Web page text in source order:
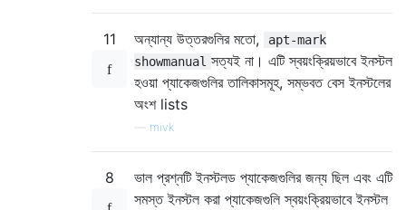
11 অন্যান্য উত্তরগুলির মতো,
apt-mark
showmanual সত্যই না। এটি স্বয়ংক্রিয়ভাবে ইনস্টল
হওয়া প্যাকেজগুলির তালিকাসমূহ, সম্ভবত বেস ইনস্টলের
অংশ lists
mivk
8
ভাল প্রশ্নটি ইনস্টলড প্যাকেজগুলির জন্য ছিল এবং এটি
সমস্ত ইনস্টল করা প্যাকেজগুলি স্বয়ংক্রিয়ভাবে ইনস্টল